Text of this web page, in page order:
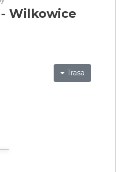
- Wilkowice
Trasa